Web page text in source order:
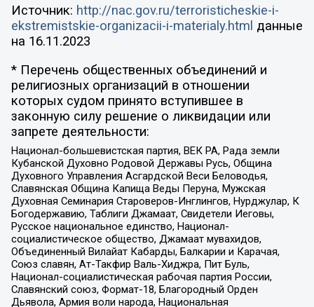
Источник: http://nac.gov.ru/terroristicheskie-i-
ekstremistskie-organizacii-i-materialy.html данные
на 16.11.2023
* Перечень общественных объединений и
религиозных организаций в отношении
которых судом принято вступившее в
законную силу решение о ликвидации или
запрете деятельности:
Национал-большевистская партия, ВЕК РА, Рада земли
Кубанской Духовно Родовой Державы Русь, Община
Духовного Управления Асгардской Веси Беловодья,
Славянская Община Капища Веды Перуна, Мужская
Духовная Семинария Староверов-Инглингов, Нурджулар, К
Богодержавию, Таблиги Джамаат, Свидетели Иеговы,
Русское национальное единство, Национал-
социалистическое общество, Джамаат мувахидов,
Объединенный Вилайат Кабарды, Балкарии и Карачая,
Союз славян, Ат-Такфир Валь-Хиджра, Пит Буль,
Национал-социалистическая рабочая партия России,
Славянский союз, Формат-18, Благородный Орден
Дьявола, Армия воли народа, Национальная